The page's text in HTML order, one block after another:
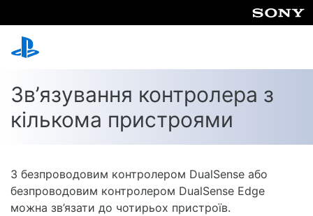
Зв’язування контролера з
кількома пристроями
З безпроводовим контролером DualSense або
безпроводовим контролером DualSense Edge
можна зв’язати до чотирьох пристроїв.